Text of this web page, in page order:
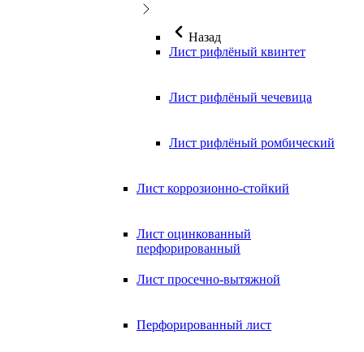
Назад
Лист рифлёный квинтет
Лист рифлёный чечевица
Лист рифлёный ромбический
Лист коррозионно-стойкий
Лист оцинкованный
перфорированный
Лист просечно-вытяжной
Перфорированный лист